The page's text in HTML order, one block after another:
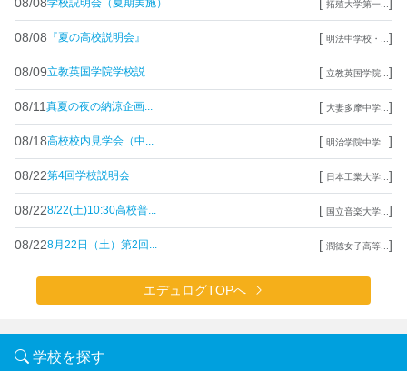
学校説明会（夏期実施） 拓殖大学第一...
08/08 『夏の高校説明会』 [ 明法中学校・... ]
08/09立教英国学院学校説... [ 立教英国学院... ]
08/11 真夏の夜の納涼企画... [ 大妻多摩中学... ]
08/18高校校内見学会（中... [ 明治学院中学... ]
08/22第4回学校説明会 [ 日本工業大学... ]
08/228/22(土)10:30高校普... [ 国立音楽大学... ]
08/228月22日（土）第2回... [ 潤徳女子高等... ]
エデュログTOPへ
学校を探す